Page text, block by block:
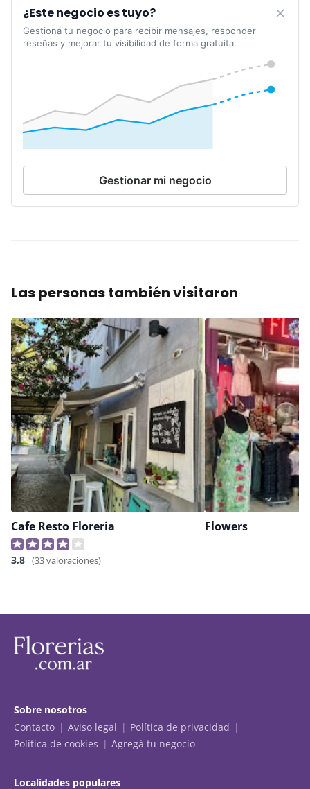
¿Este negocio es tuyo?
Gestioná tu negocio para recibir mensajes, responder
reseñas y mejorar tu visibilidad de forma gratuita.
Gestionar mi negocio
Las personas también visitaron
Cafe Resto Floreria
3,8 (33 valoraciones)
Flowers
Sobre nosotros
Contacto
Aviso legal
Política de privacidad
Política de cookies
Agregá tu negocio
Localidades populares